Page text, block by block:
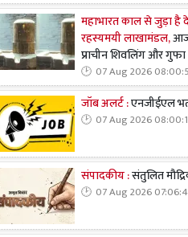
महाभारत काल से जुड़ा है
रहस्यमयी लाखामंडल,
प्राचीन शिवलिंग और गुफा
07 Aug 2026
जॉब अलर्ट :एनजीईएल
07 Aug 2026
संपादकीय :संतुलित
07 Aug 2026